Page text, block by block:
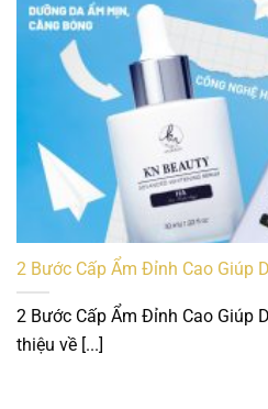
2 Bước Cấp Ẩm Đỉnh Cao Giúp
2 Bước Cấp Ẩm Đỉnh Cao Giúp
thiệu về [...]